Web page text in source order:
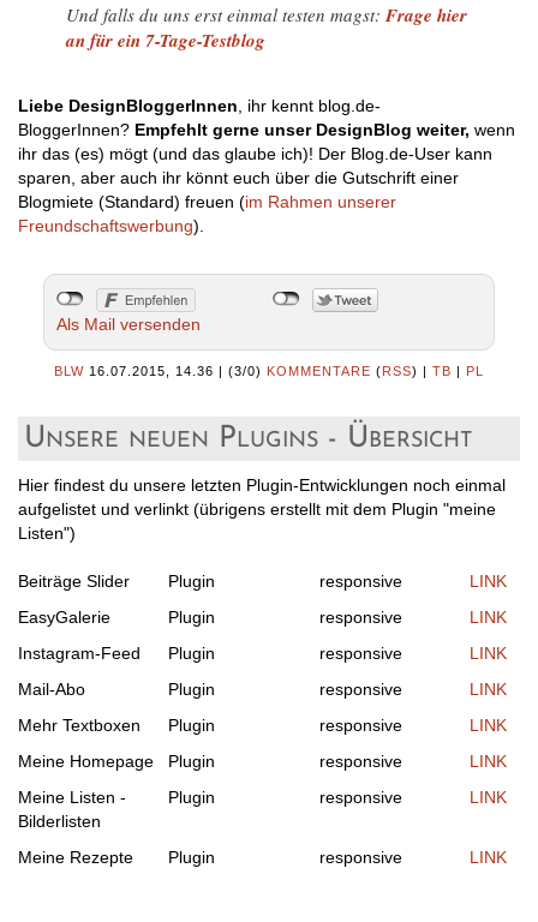
Und falls du uns erst einmal testen magst: Frage hier
an für ein 7-Tage-Testblog
Liebe DesignBloggerInnen , ihr kennt blog.de-
BloggerInnen? Empfehlt gerne unser DesignBlog weiter, wenn
ihr das (es) mögt (und das glaube ich)! Der Blog.de-User kann
sparen, aber auch ihr könnt euch über die Gutschrift einer
Blogmiete (Standard) freuen (im Rahmen unserer
Freundschaftswerbung).
Als Mail versenden
BLW 16.07.2015, 14.36 | (3/0) KOMMENTARE (RSS) | TB | PL
Unsere neuen Plugins - Übersicht
Hier findest du unsere letzten Plugin-Entwicklungen noch einmal
aufgelistet und verlinkt (übrigens erstellt mit dem Plugin "meine
Listen")
Beiträge Slider Plugin responsive
LINK
EasyGalerie
Plugin responsive
LINK
Instagram-Feed
Plugin responsive
LINK
Mail-Abo
Plugin responsive
LINK
Mehr Textboxen
Plugin responsive
LINK
Meine Homepage
Plugin responsive
LINK
Meine Listen -
Bilderlisten
Plugin responsive LINK
Meine Rezepte Plugin responsive LINK